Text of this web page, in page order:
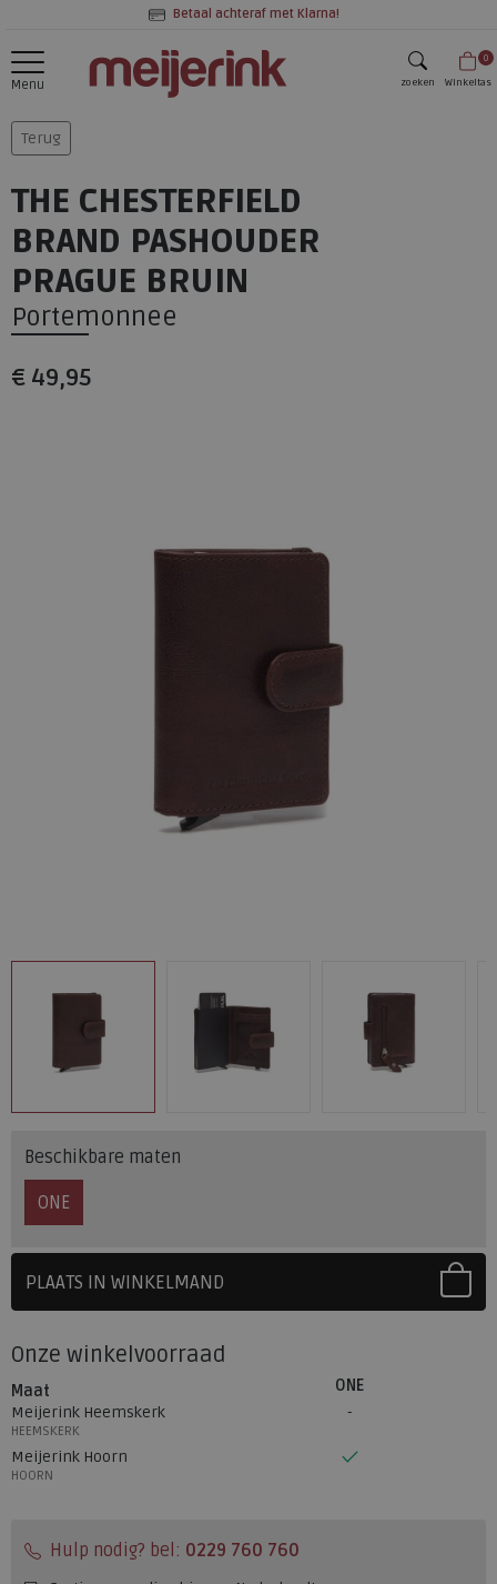
Betaal achteraf met Klarna!
Menu zoeken
0
Winkeltas
Terug
THE CHESTERFIELD
BRAND PASHOUDER
PRAGUE BRUIN
Portemonnee
€ 49,95
Beschikbare maten
ONE
PLAATS IN WINKELMAND
Onze winkelvoorraad
Maat
ONE
Meijerink Heemskerk
HEEMSKERK
Meijerink Hoorn
HOORN
Hulp nodig? bel: 0229 760 760